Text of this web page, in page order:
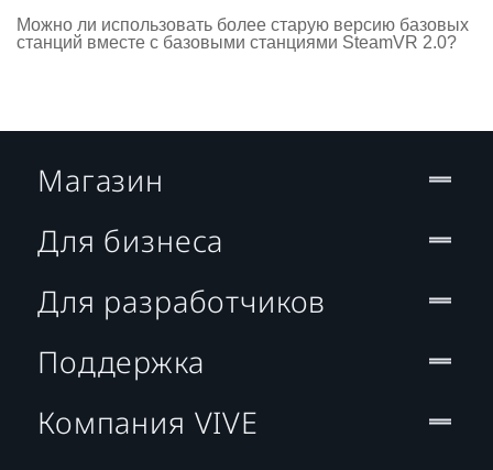
Можно ли использовать более старую версию базовых
станций вместе с базовыми станциями SteamVR 2.0?
Магазин
Для бизнеса
Для разработчиков
Поддержка
Компания VIVE